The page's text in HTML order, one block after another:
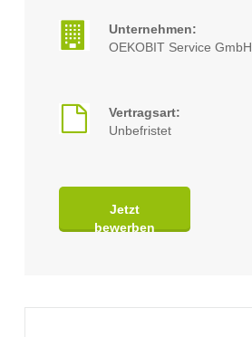
Unternehmen:
OEKOBIT Service GmbH
Vertragsart:
Unbefristet
Jetzt
bewerben